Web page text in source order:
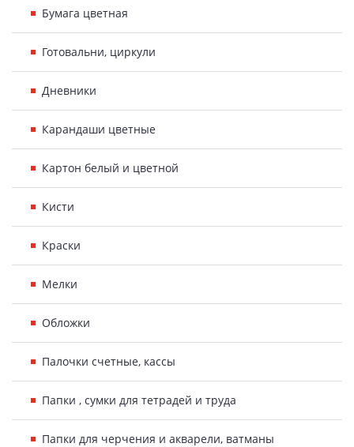
Бумага цветная
Готовальни, циркули
Дневники
Карандаши цветные
Картон белый и цветной
Кисти
Краски
Мелки
Обложки
Палочки счетные, кассы
Папки , сумки для тетрадей и труда
Папки для черчения и акварели, ватманы